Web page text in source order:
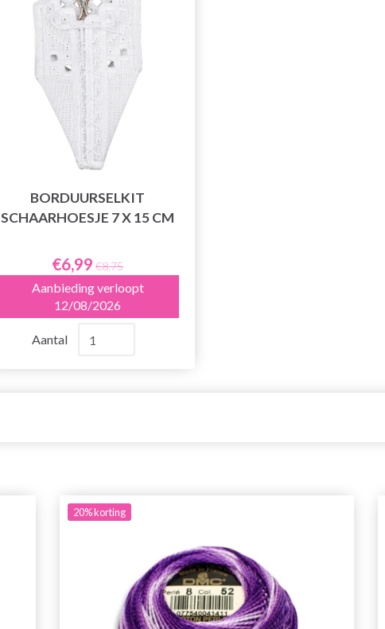
BORDUURSELKIT
SCHAARHOESJE 7 X 15 CM
€6,99 €8,75
Aanbieding verloopt
12/08/2026
Aantal
20%korting